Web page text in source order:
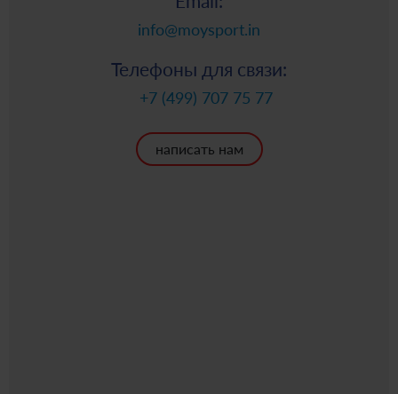
info@moysport.in
Телефоны для связи:
+7 (499) 707 75 77
написать нам